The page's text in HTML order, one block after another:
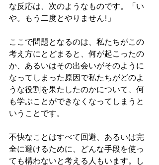
な反応は、次のようなものです。「い
や。もう二度とやりません!」
ここで問題となるのは、私たちがこの
考え方にとどまると、何が起こったの
か、あるいはその出会いがそのように
なってしまった原因で私たちがどのよ
うな役割を果たしたのかについて、何
も学ぶことができなくなってしまうと
いうことです。
不快なことはすべて回避、あるいは完
全に避けるために、どんな手段を使っ
ても構わないと考える人もいます。し